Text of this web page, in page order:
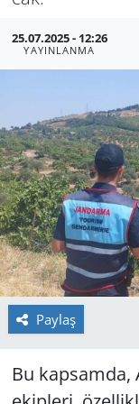
25.07.2025 - 12:26
YAYINLANMA
Paylaş
Bu kap­sam­da,
GÜNDEM
KÜLTÜR
MAGAZİN
POLİTİKA
RESMİ
SAĞLIK